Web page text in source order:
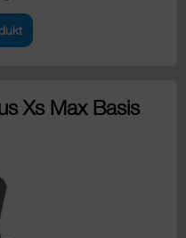
Xs Max Basis